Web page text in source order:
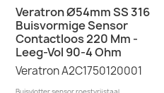
Snel bekijken
Veratron Ø54mm SS 316
Buisvormige Sensor
Contactloos 220 Mm -
Leeg-Vol 90-4 Ohm
Veratron A2C1750120001